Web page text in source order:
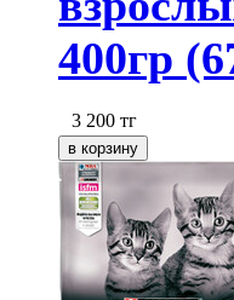
400гр
3 200 тг